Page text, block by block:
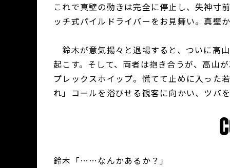
これで真壁の動きは完全に停止し、失神寸
ッチ式パイルドライバーをお見舞い。真壁
鈴木が意気揚々と退場すると、ついに高
起こす。そして、両者は抱き合うが、高山
プレックスホイップ。慌てて止めに入った
れ」コールを浴びせる観客に向かい、ツバ
鈴木「……なんかあるか？」